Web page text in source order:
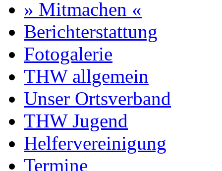
» Mitmachen «
Berichterstattung
Fotogalerie
THW allgemein
Unser Ortsverband
THW Jugend
Helfervereinigung
Termine